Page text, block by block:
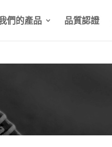
們的產品 品質認證